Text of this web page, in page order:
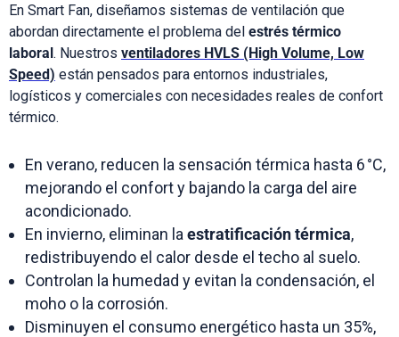
En Smart Fan, diseñamos sistemas de ventilación que
abordan directamente el problema del estrés térmico
laboral. Nuestros ventiladores HVLS (High Volume, Low
Speed) están pensados para entornos industriales,
logísticos y comerciales con necesidades reales de confort
térmico.
En verano, reducen la sensación térmica hasta 6 °C,
mejorando el confort y bajando la carga del aire
acondicionado.
En invierno, eliminan la estratificación térmica,
redistribuyendo el calor desde el techo al suelo.
Controlan la humedad y evitan la condensación, el
moho o la corrosión.
Disminuyen el consumo energético hasta un 35%,